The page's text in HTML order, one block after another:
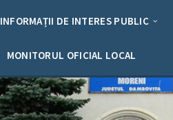
INFORMAȚII DE INTERES PUBLIC
MONITORUL OFICIAL LOCAL